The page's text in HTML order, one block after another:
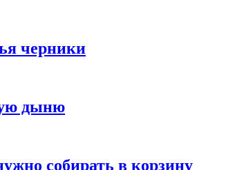
черники
дыню
собирать в корзину